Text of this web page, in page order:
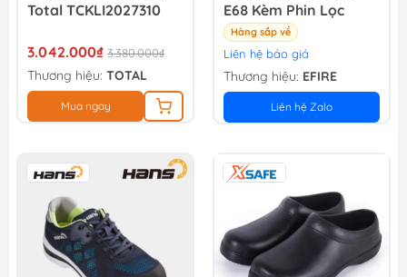
Total TCKLI2027310
3.042.000₫ 3.380.000₫
Thương hiệu: TOTAL
Mua ngay
E68 Kèm Phin Lọc
Hàng sắp về
Liên hệ báo giá
Thương hiệu: EFIRE
Liên hệ Zalo